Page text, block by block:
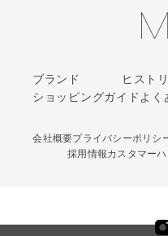
ブランド ヒスト
ショッピングガイド よく
会社概要プライバシーポリシ
採用情報カスタマー